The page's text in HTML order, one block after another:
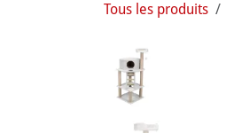
Tous les produits